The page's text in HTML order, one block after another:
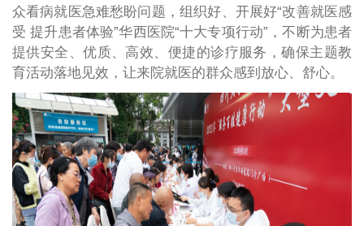
众看病就医急难愁盼问题，组织好、开展好“改善就医感
受 提升患者体验”华西医院“十大专项行动”，不断为患者
提供安全、优质、高效、便捷的诊疗服务，确保主题教
育活动落地见效，让来院就医的群众感到放心、舒心。